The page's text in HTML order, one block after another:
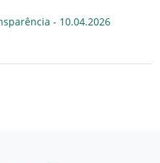
- 10.04.2026